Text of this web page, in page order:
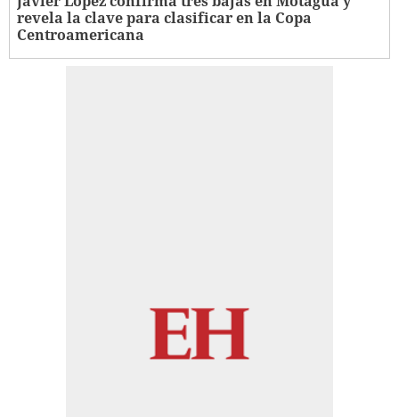
revela la clave para clasificar en la Copa
Centroamericana